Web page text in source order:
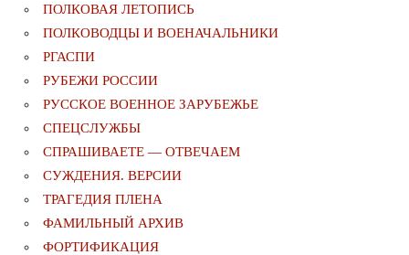
ПОЛКОВАЯ ЛЕТОПИСЬ
ПОЛКОВОДЦЫ И ВОЕНАЧАЛЬНИКИ
РГАСПИ
РУБЕЖИ РОССИИ
РУССКОЕ ВОЕННОЕ ЗАРУБЕЖЬЕ
СПЕЦСЛУЖБЫ
СПРАШИВАЕТЕ — ОТВЕЧАЕМ
СУЖДЕНИЯ. ВЕРСИИ
ТРАГЕДИЯ ПЛЕНА
ФАМИЛЬНЫЙ АРХИВ
ФОРТИФИКАЦИЯ